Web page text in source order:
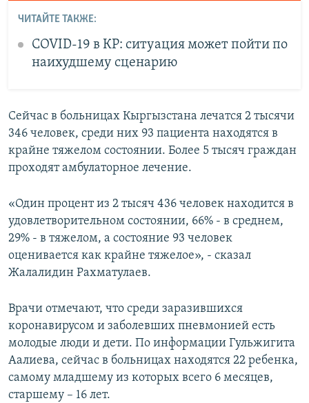
ЧИТАЙТЕ ТАКЖЕ:
COVID-19 в КР: ситуация может пойти по
наихудшему сценарию
Сейчас в больницах Кыргызстана лечатся 2 тысячи
346 человек, среди них 93 пациента находятся в
крайне тяжелом состоянии. Более 5 тысяч граждан
проходят амбулаторное лечение.
«Один процент из 2 тысяч 436 человек находится в
удовлетворительном состоянии, 66% - в среднем,
29% - в тяжелом, а состояние 93 человек
оценивается как крайне тяжелое», - сказал
Жалалидин Рахматулаев.
Врачи отмечают, что среди заразившихся
коронавирусом и заболевших пневмонией есть
молодые люди и дети. По информации Гульжигита
Аалиева, сейчас в больницах находятся 22 ребенка,
самому младшему из которых всего 6 месяцев,
старшему – 16 лет.